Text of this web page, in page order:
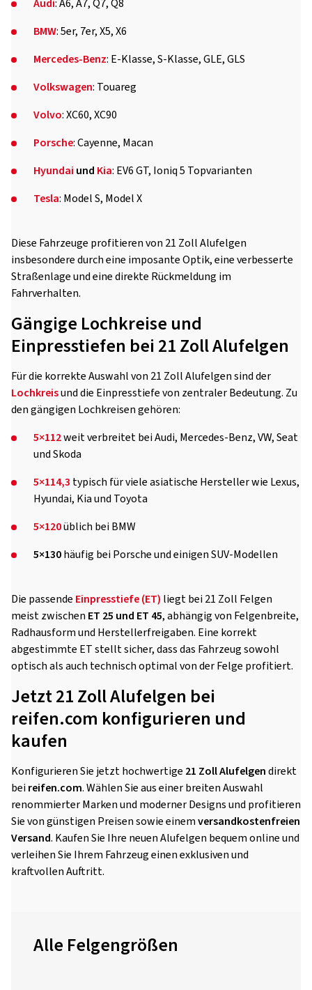
Audi: A6, A7, Q7, Q8
BMW: 5er, 7er, X5, X6
Mercedes-Benz: E-Klasse, S-Klasse, GLE, GLS
Volkswagen: Touareg
Volvo: XC60, XC90
Porsche: Cayenne, Macan
Hyundai und Kia: EV6 GT, Ioniq 5 Topvarianten
Tesla: Model S, Model X
Diese Fahrzeuge profitieren von 21 Zoll Alufelgen
insbesondere durch eine imposante Optik, eine verbesserte
Straßenlage und eine direkte Rückmeldung im
Fahrverhalten.
Gängige Lochkreise und
Einpresstiefen bei 21 Zoll Alufelgen
Für die korrekte Auswahl von 21 Zoll Alufelgen sind der
Lochkreisund die Einpresstiefe von zentraler Bedeutung. Zu
den gängigen Lochkreisen gehören:
5×112weit verbreitet bei Audi, Mercedes-Benz, VW, Seat
und Skoda
5×114,3 typisch für viele asiatische Hersteller wie Lexus,
Hyundai, Kia und Toyota
5×120üblich bei BMW
5×130häufig bei Porsche und einigen SUV-Modellen
Die passende Einpresstiefe (ET) liegt bei 21 Zoll Felgen
meist zwischen ET 25 und ET 45, abhängig von Felgenbreite,
Radhausform und Herstellerfreigaben. Eine korrekt
abgestimmte ET stellt sicher, dass das Fahrzeug sowohl
optisch als auch technisch optimal von der Felge profitiert.
Jetzt 21 Zoll Alufelgen bei
reifen.com konfigurieren und
kaufen
Konfigurieren Sie jetzt hochwertige 21 Zoll Alufelgendirekt
beireifen.com. Wählen Sie aus einer breiten Auswahl
renommierter Marken und moderner Designs und profitieren
Sie von günstigen Preisen sowie einemversandkostenfreien
Versand. Kaufen Sie Ihre neuen Alufelgen bequem online und
verleihen Sie Ihrem Fahrzeug einen exklusiven und
kraftvollen Auftritt.
Alle Felgengrößen